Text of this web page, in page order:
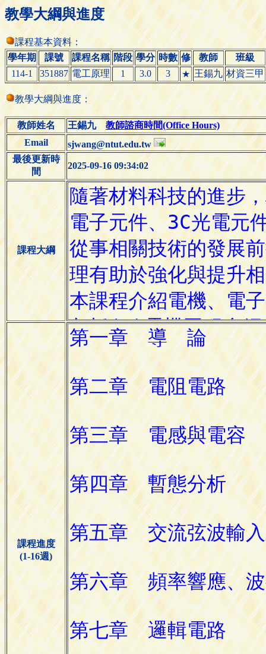
教學大綱與進度
課程基本資料：
學年期
課號 課程名稱 階段 學分 時數 修 教師
班級
114-1
351887 電工原理 1 3.0 3 ★ 王錫九 材資三甲
教學大綱與進度：
教師姓名 王錫九 教師諮商時間(Office Hours)
Email
sjwang@ntut.edu.tw
最後更新時
間
2025-09-16 09:34:02
課程大綱
課程進度
(1-16週)